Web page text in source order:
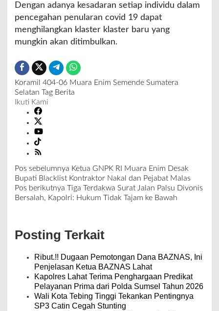
Dengan adanya kesadaran setiap individu dalam
pencegahan penularan covid 19 dapat
menghilangkan klaster klaster baru yang
mungkin akan ditimbulkan.
Koramil 404-06 Muara Enim Semende Sumatera
Selatan Tag Berita
Ikuti Kami
N
a
v
a
s
Pos sebelumnya Ketua GNPK RI Muara Enim Desak
Bupati Blacklist Kontraktor Nakal dan Pejabat Malas
Pos berikutnya Tiga Terdakwa Surat Jalan Palsu Divonis
Bersalah, Kapolri: Hukum Tidak Tajam ke Bawah
Posting Terkait
Ribut.!! Dugaan Pemotongan Dana BAZNAS, Ini
Penjelasan Ketua BAZNAS Lahat
Kapolres Lahat Terima Penghargaan Predikat
Pelayanan Prima dari Polda Sumsel Tahun 2026
Wali Kota Tebing Tinggi Tekankan Pentingnya
SP3 Catin Cegah Stunting